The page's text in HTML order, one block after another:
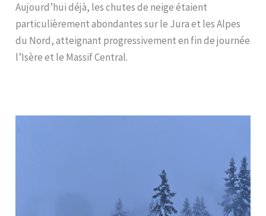
Aujourd’hui déjà, les chutes de neige étaient
particulièrement abondantes sur le Jura et les Alpes
du Nord, atteignant progressivement en fin de journée
l’Isère et le Massif Central.